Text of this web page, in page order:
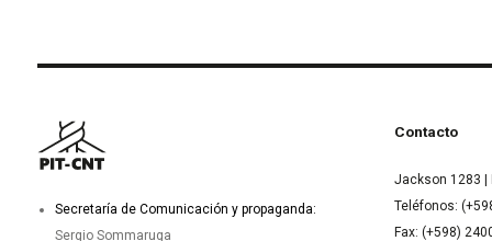
Secretaría de Comunicación y propaganda:
Sergio Sommaruga
Contacto
Jackson 1283 |
Teléfonos:
Fax: (+598)